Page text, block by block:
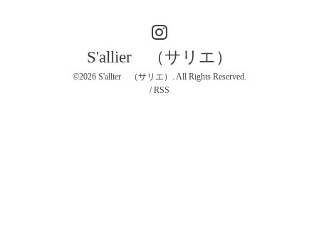
S'allier （サリエ）
©2026 S'allier （サリエ） . All Rights Reserved.
/RSS